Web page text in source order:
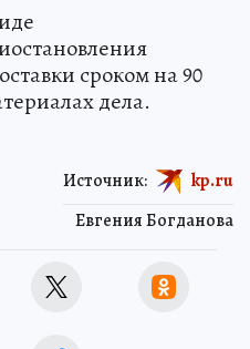
сроком на 90
дела.
Евгения Богданова
Источник: kp.ru